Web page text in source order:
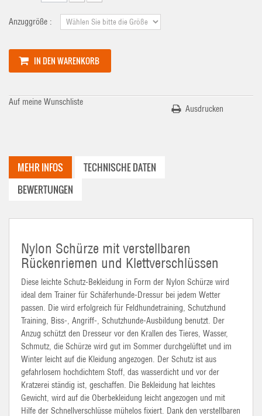
Anzuggröße :
IN DEN WARENKORB
Auf meine Wunschliste
Ausdrucken
MEHR INFOS
TECHNISCHE DATEN
BEWERTUNGEN
Nylon Schürze mit verstellbaren
Rückenriemen und Klettverschlüssen
Diese leichte Schutz-Bekleidung in Form der Nylon Schürze wird
ideal dem Trainer für Schäferhunde-Dressur bei jedem Wetter
passen. Die wird erfolgreich für Feldhundetraining, Schutzhund
Training, Biss-, Angriff-, Schutzhunde-Ausbildung benutzt. Der
Anzug schützt den Dresseur vor den Krallen des Tieres, Wasser,
Schmutz, die Schürze wird gut im Sommer durchgelüftet und im
Winter leicht auf die Kleidung angezogen. Der Schutz ist aus
gefahrlosem hochdichtem Stoff, das wasserdicht und vor der
Kratzerei ständig ist, geschaffen. Die Bekleidung hat leichtes
Gewicht, wird auf die Oberbekleidung leicht angezogen und mit
Hilfe der Schnellverschlüsse mühelos fixiert. Dank den verstellbaren